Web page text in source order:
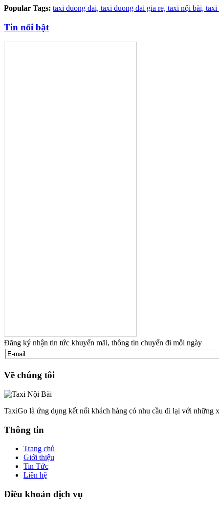
Popular Tags: taxi duong dai, taxi duong dai gia re, taxi nội bài, taxi
Tin nổi bật
Đăng ký nhận tin tức khuyến mãi, thông tin chuyến đi mỗi ngày
Về chúng tôi
TaxiGo là ứng dụng kết nối khách hàng có nhu cầu đi lại với những
Thông tin
Trang chủ
Giới thiệu
Tin Tức
Liên hệ
Điều khoản dịch vụ